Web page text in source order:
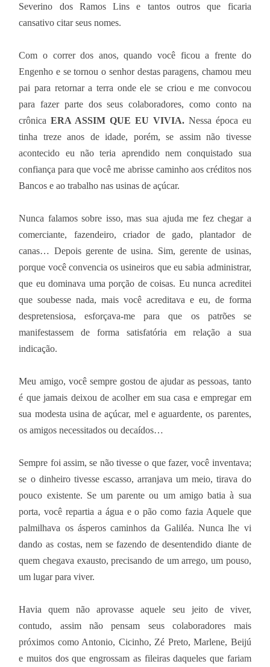
Severino dos Ramos Lins e tantos outros que ficaria
cansativo citar seus nomes.
Com o correr dos anos, quando você ficou a frente do
Engenho e se tornou o senhor destas paragens, chamou meu
pai para retornar a terra onde ele se criou e me convocou
para fazer parte dos seus colaboradores, como conto na
crônicaERA ASSIM QUE EU VIVIA.Nessa época eu
tinha treze anos de idade, porém, se assim não tivesse
acontecido eu não teria aprendido nem conquistado sua
confiança para que você me abrisse caminho aos créditos nos
Bancos e ao trabalho nas usinas de açúcar.
Nunca falamos sobre isso, mas sua ajuda me fez chegar a
comerciante, fazendeiro, criador de gado, plantador de
canas… Depois gerente de usina. Sim, gerente de usinas,
porque você convencia os usineiros que eu sabia administrar,
que eu dominava uma porção de coisas. Eu nunca acreditei
que soubesse nada, mais você acreditava e eu, de forma
despretensiosa, esforçava-me para que os patrões se
manifestassem de forma satisfatória em relação a sua
indicação.
Meu amigo, você sempre gostou de ajudar as pessoas, tanto
é que jamais deixou de acolher em sua casa e empregar em
sua modesta usina de açúcar, mel e aguardente, os parentes,
os amigos necessitados ou decaídos…
Sempre foi assim, se não tivesse o que fazer, você inventava;
se o dinheiro tivesse escasso, arranjava um meio, tirava do
pouco existente. Se um parente ou um amigo batia à sua
porta, você repartia a água e o pão como fazia Aquele que
palmilhava os ásperos caminhos da Galiléa. Nunca lhe vi
dando as costas, nem se fazendo de desentendido diante de
quem chegava exausto, precisando de um arrego, um pouso,
um lugar para viver.
Havia quem não aprovasse aquele seu jeito de viver,
contudo, assim não pensam seus colaboradores mais
próximos como Antonio, Cicinho, Zé Preto, Marlene, Beijú
e muitos dos que engrossam as fileiras daqueles que fariam